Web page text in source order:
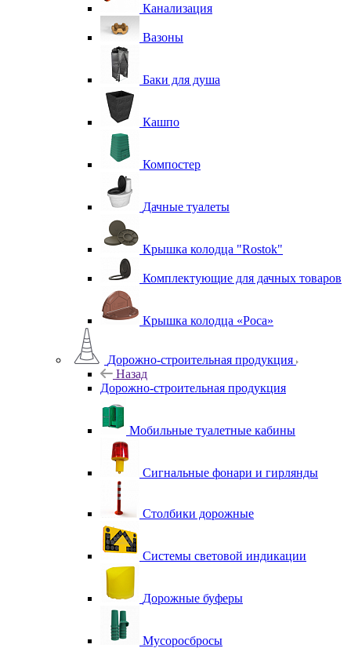
Канализация
Вазоны
Баки для душа
Кашпо
Компостер
Дачные туалеты
Крышка колодца "Rostok"
Комплектующие для дачных товаров
Крышка колодца «Роса»
Дорожно-строительная продукция
Назад
Дорожно-строительная продукция
Мобильные туалетные кабины
Сигнальные фонари и гирлянды
Столбики дорожные
Системы световой индикации
Дорожные буферы
Мусоросбросы